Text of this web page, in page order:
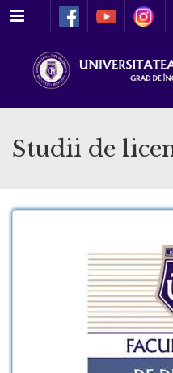
Meniu
Studii de